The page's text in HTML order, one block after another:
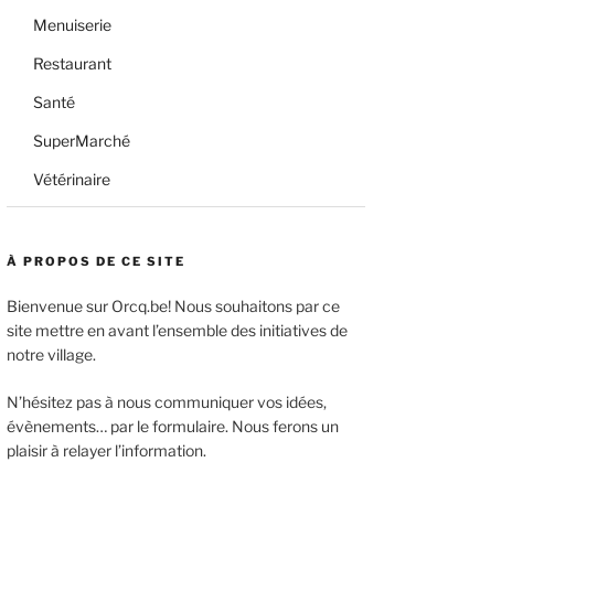
Menuiserie
Restaurant
Santé
SuperMarché
Vétérinaire
À PROPOS DE CE SITE
Bienvenue sur Orcq.be! Nous souhaitons par ce
site mettre en avant l’ensemble des initiatives de
notre village.
N’hésitez pas à nous communiquer vos idées,
évènements… par le formulaire. Nous ferons un
plaisir à relayer l’information.